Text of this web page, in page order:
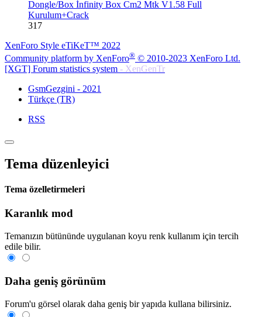
Dongle/Box İnfinity Box Cm2 Mtk V1.58 Full
Kurulum+Crack
317
XenForo Style eTiKeT™ 2022
Community platform by XenForo® © 2010-2023 XenForo Ltd.
[XGT] Forum statistics system - XenGenTr
GsmGezgini - 2021
Türkçe (TR)
RSS
Tema düzenleyici
Tema özelletirmeleri
Karanlık mod
Temanızın bütününde uygulanan koyu renk kullanım için tercih
edile bilir.
Daha geniş görünüm
Forum'u görsel olarak daha geniş bir yapıda kullana bilirsiniz.